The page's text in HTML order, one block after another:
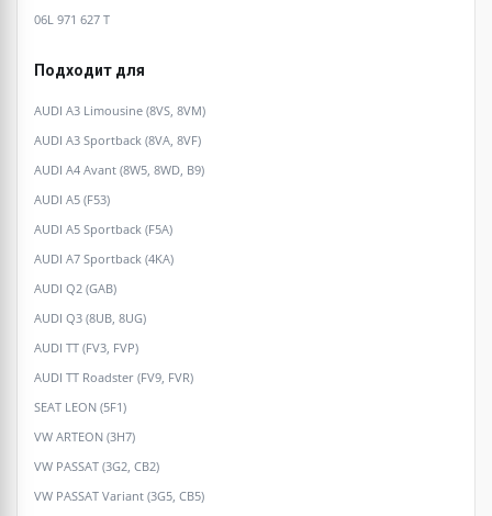
06L 971 627 T
Подходит для
AUDI A3 Limousine (8VS, 8VM)
AUDI A3 Sportback (8VA, 8VF)
AUDI A4 Avant (8W5, 8WD, B9)
AUDI A5 (F53)
AUDI A5 Sportback (F5A)
AUDI A7 Sportback (4KA)
AUDI Q2 (GAB)
AUDI Q3 (8UB, 8UG)
AUDI TT (FV3, FVP)
AUDI TT Roadster (FV9, FVR)
SEAT LEON (5F1)
VW ARTEON (3H7)
VW PASSAT (3G2, CB2)
VW PASSAT Variant (3G5, CB5)